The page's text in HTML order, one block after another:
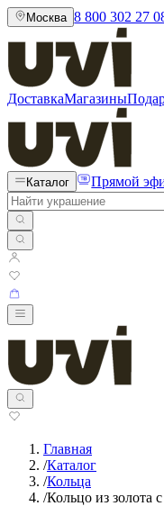
Москва 8 800 302 27
ДоставкаМагазины
Каталог Прямой
Главная
/Каталог
/Кольца
/Кольцо из золота